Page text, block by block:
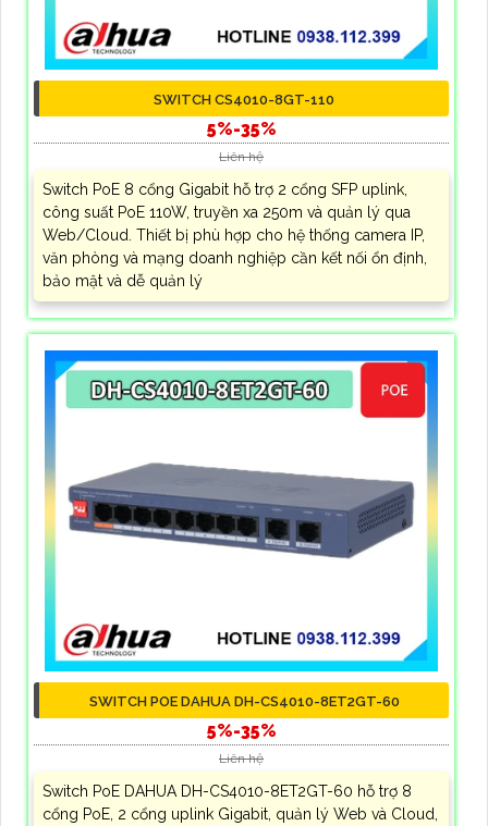
SWITCH CS4010-8GT-110
5%-35%
Liên hệ
Switch PoE 8 cổng Gigabit hỗ trợ 2 cổng SFP uplink,
công suất PoE 110W, truyền xa 250m và quản lý qua
Web/Cloud. Thiết bị phù hợp cho hệ thống camera IP,
văn phòng và mạng doanh nghiệp cần kết nối ổn định,
bảo mật và dễ quản lý
SWITCH POE DAHUA DH-CS4010-8ET2GT-60
5%-35%
Liên hệ
Switch PoE DAHUA DH-CS4010-8ET2GT-60 hỗ trợ 8
cổng PoE, 2 cổng uplink Gigabit, quản lý Web và Cloud,